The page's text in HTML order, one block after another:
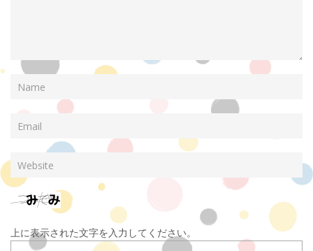
上に表示された文字を入力してください。